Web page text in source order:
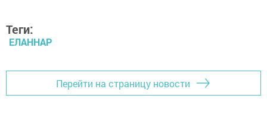
Теги:
ЕЛАННАР
Перейти на страницу новости